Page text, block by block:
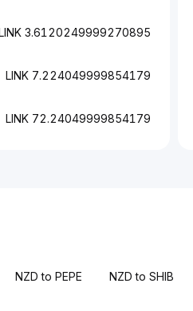
3.6120249999270895 LINK
7.224049999854179 LINK
72.24049999854179 LINK
NZD to SHIB
NZD to PEPE